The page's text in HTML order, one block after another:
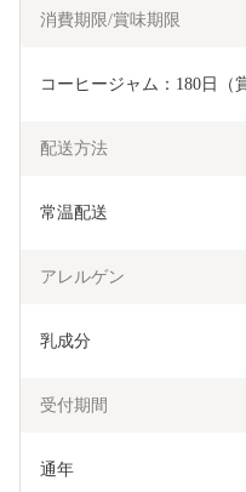
消費期限/賞味期限
コーヒージャム：180日（
配送方法
常温配送
アレルゲン
乳成分
受付期間
通年